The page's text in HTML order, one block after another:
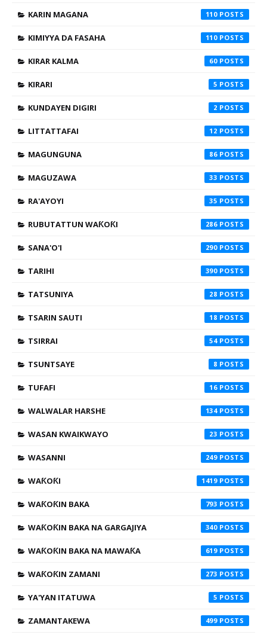
KARIN MAGANA 110
KIMIYYA DA FASAHA 110
KIRAR KALMA 60
KIRARI 5
KUNDAYEN DIGIRI 2
LITTATTAFAI 12
MAGUNGUNA 86
MAGUZAWA 33
RA'AYOYI 35
RUBUTATTUN WAƘOƘI 286
SANA'O'I 290
TARIHI 390
TATSUNIYA 28
TSARIN SAUTI 18
TSIRRAI 54
TSUNTSAYE 8
TUFAFI 16
WALWALAR HARSHE 134
WASAN KWAIKWAYO 23
WASANNI 249
WAƘOƘI 1419
WAƘOƘIN BAKA 793
WAƘOƘIN BAKA NA GARGAJIYA 340
WAƘOƘIN BAKA NA MAWAƘA 619
WAƘOƘIN ZAMANI 273
YA'YAN ITATUWA 5
ZAMANTAKEWA 499